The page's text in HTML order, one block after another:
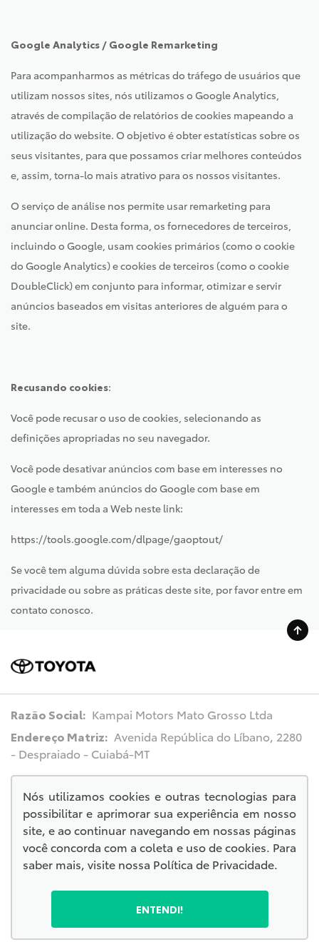
Google Analytics / Google Remarketing
Para acompanharmos as métricas do tráfego de usuários que
utilizam nossos sites, nós utilizamos o Google Analytics,
através de compilação de relatórios de cookies mapeando a
utilização do website. O objetivo é obter estatísticas sobre os
seus visitantes, para que possamos criar melhores conteúdos
e, assim, torna-lo mais atrativo para os nossos visitantes.
O serviço de análise nos permite usar remarketing para
anunciar online. Desta forma, os fornecedores de terceiros,
incluindo o Google, usam cookies primários (como o cookie
do Google Analytics) e cookies de terceiros (como o cookie
DoubleClick) em conjunto para informar, otimizar e servir
anúncios baseados em visitas anteriores de alguém para o
site.
Recusando cookies:
Você pode recusar o uso de cookies, selecionando as
definições apropriadas no seu navegador.
Você pode desativar anúncios com base em interesses no
Google e também anúncios do Google com base em
interesses em toda a Web neste link:
https://tools.google.com/dlpage/gaoptout/
Se você tem alguma dúvida sobre esta declaração de
privacidade ou sobre as práticas deste site, por favor entre em
contato conosco.
Razão Social: Kampai Motors Mato Grosso Ltda
Endereço Matriz: Avenida República do Líbano, 2280
- Despraiado - Cuiabá-MT
© Copyright 2026
AutoForce - Todos os direitos reservados.
.
No trânsito, escolha a vida.
Nós utilizamos cookies e outras tecnologias para
possibilitar e aprimorar sua experiência em nosso
site, e ao continuar navegando em nossas páginas
você concorda com a coleta e uso de cookies. Para
saber mais, visite nossa Política de Privacidade.
ENTENDI!